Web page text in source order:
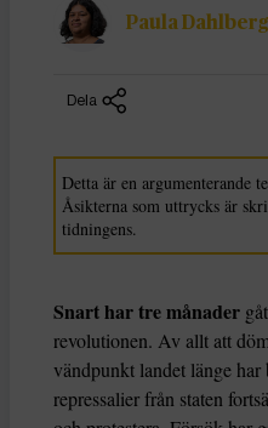
Paula Dahlberg
Dela
Detta är en argumenterande
Åsikterna som uttrycks är
tidningens.
Snart har tre månader
revolutionen. Av allt att
vändpunkt landet länge har
repressalier från staten